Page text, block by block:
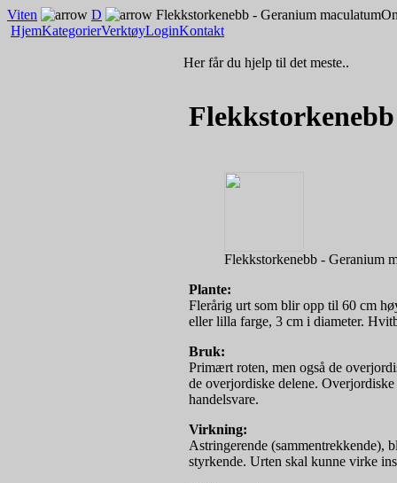
Viten D Flekkstorkenebb - Geranium maculatum
HjemKategorierVerktøyLoginKontakt
Her får du hjelp til det meste..
Flekkstorkenebb - Geranium
Plante:
Flerårig urt som blir opp til 60 cm
eller lilla farge, 3 cm i diameter.
Bruk:
Primært roten, men også de
de overjordiske delene.
handelsvare.
Virkning:
Astringerende (sammentrekkende),
styrkende. Urten skal kunne virke